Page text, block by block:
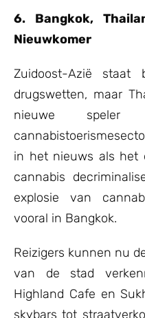
6. Bangkok,
Nieuwkomer
Zuidoost-Azië staat
drugswetten, maar
nieuwe
in het nieuws als het
cannabis
explosie van
vooral in Bangkok.
Reizigers kunnen nu
van de stad
Highland Cafe en
skybars tot